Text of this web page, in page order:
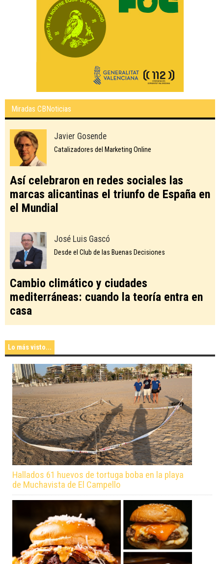
Miradas CBNoticias
Javier Gosende
Catalizadores del Marketing Online
Así celebraron en redes sociales las
marcas alicantinas el triunfo de España en
el Mundial
José Luis Gascó
Desde el Club de las Buenas Decisiones
Cambio climático y ciudades
mediterráneas: cuando la teoría entra en
casa
Lo más visto...
Hallados 61 huevos de tortuga boba en la playa
de Muchavista de El Campello